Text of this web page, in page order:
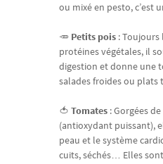
ou mixé en pesto, c’est
🥕 Petits pois : Toujours
protéines végétales, il
digestion et donne une
salades froides ou plats
🍅 Tomates : Gorgées
(antioxydant puissant),
peau et le système
cuits, séchés… Elles